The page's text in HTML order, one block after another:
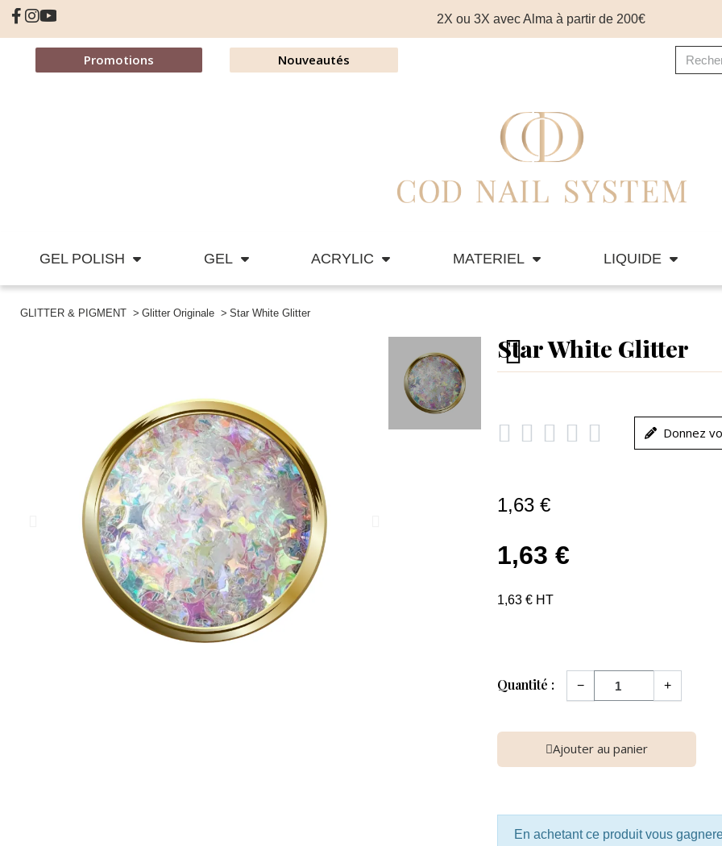
2X ou 3X avec Alma à partir de 200€
Promotions Nouveautés
GEL POLISH GEL ACRYLIC MATERIEL LIQUIDE
GLITTER & PIGMENT Glitter Originale Star White Glitter
Star White Glitter
     Donnez
1,63 €
1,63 €
1,63 € HT
Quantité : − +
Ajouter au panier
En achetant ce produit vous